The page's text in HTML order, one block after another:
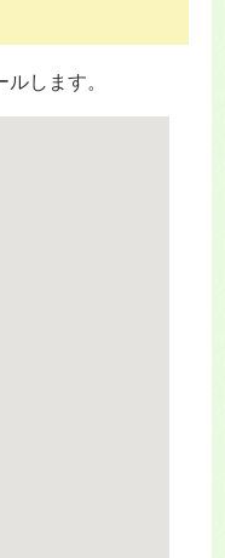
します。